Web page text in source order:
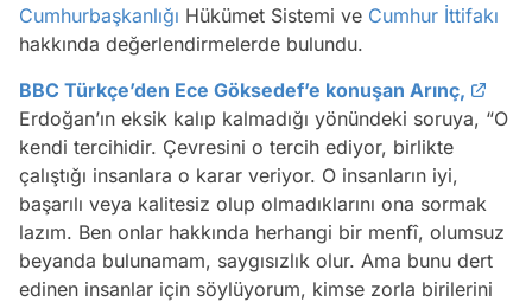
Cumhurbaşkanlığı Hükümet Sistemi ve Cumhur İttifakı
hakkında değerlendirmelerde bulundu.
BBC Türkçe’den Ece Göksedef’e konuşan Arınç,
Erdoğan’ın eksik kalıp kalmadığı yönündeki soruya, “O
kendi tercihidir. Çevresini o tercih ediyor, birlikte
çalıştığı insanlara o karar veriyor. O insanların iyi,
başarılı veya kalitesiz olup olmadıklarını ona sormak
lazım. Ben onlar hakkında herhangi bir menfî, olumsuz
beyanda bulunamam, saygısızlık olur. Ama bunu dert
edinen insanlar için söylüyorum, kimse zorla birilerini